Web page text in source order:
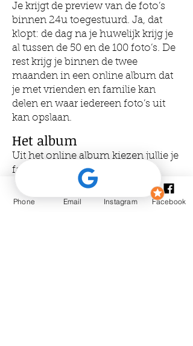
Je krijgt de preview van de foto’s
binnen 24u toegestuurd. Ja, dat
klopt: de dag na je huwelijk krijg je
al tussen de 50 en de 100 foto’s. De
rest krijg je binnen de twee
maanden in een online album dat
je met vrienden en familie kan
delen en waar iedereen foto’s uit
kan opslaan.
Het album
Uit het online album kiezen jullie je
favoriete foto’s. Die krijg je
afgedrukt in een op maat gemaakt
houten doosje mét een USB-stick
Phone Email Instagram Facebook